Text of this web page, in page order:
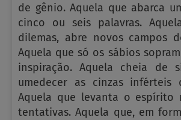
de gênio. Aquela que abarca
cinco ou seis palavras.
dilemas, abre novos campos
Aquela que só os sábios
inspiração. Aquela cheia de
umedecer as cinzas inférteis
Aquela que levanta o espírito
tentativas. Aquela que, em